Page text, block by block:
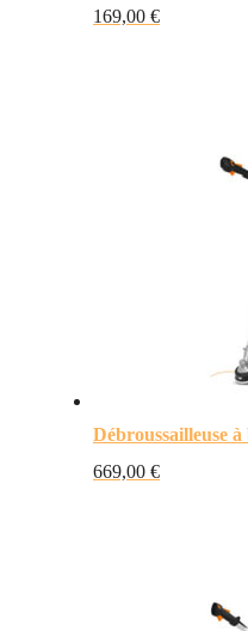
169,00 €
Débroussailleuse
669,00 €